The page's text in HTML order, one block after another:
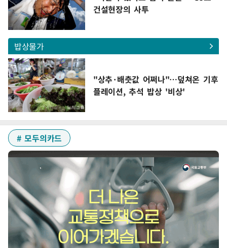
건설현장의 사투
밥상물가
"상추·배춧값 어쩌나"…덮쳐온 기후
플레이션, 추석 밥상 '비상'
# 모두의카드